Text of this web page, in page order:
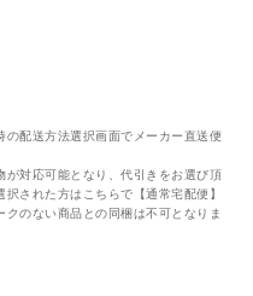
の配送方法選択画面でメーカー直送便
対応可能となり、代引きをお選び頂
された方はこちらで【通常宅配便】
のない商品との同梱は不可となりま